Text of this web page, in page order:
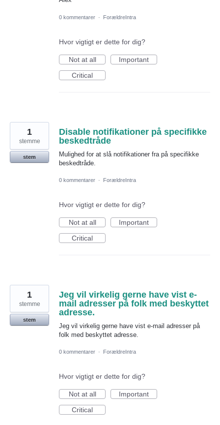
0 kommentarer · ForældreIntra
Hvor vigtigt er dette for dig?
Not at all
Important
Critical
Disable notifikationer på specifikke
beskedtråde
Mulighed for at slå notifikationer fra på specifikke
beskedtråde.
1
stemme
stem
0 kommentarer · ForældreIntra
Hvor vigtigt er dette for dig?
Not at all
Important
Critical
Jeg vil virkelig gerne have vist e-
mail adresser på folk med beskyttet
adresse.
Jeg vil virkelig gerne have vist e-mail adresser på
folk med beskyttet adresse.
1
stemme
stem
0 kommentarer · ForældreIntra
Hvor vigtigt er dette for dig?
Not at all
Important
Critical